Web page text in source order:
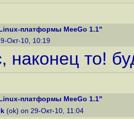
платформы MeeGo 1.1"
Окт-10, 10:19
наконец то!
платформы MeeGo 1.1"
(ok) on 29-Окт-10, 11:04